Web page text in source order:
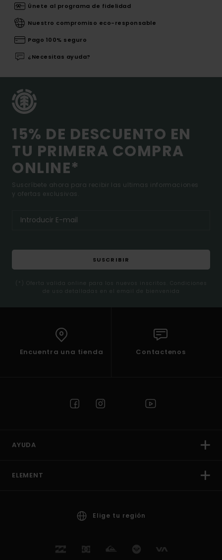
Únete al programa de fidelidad
Nuestro compromiso eco-responsable
Pago 100% seguro
¿Necesitas ayuda?
15% DE DESCUENTO EN
TU PRIMERA COMPRA
ONLINE*
Suscríbete ahora para recibir las ultimas informaciones
y ofertas exclusivas.
SUSCRIBIR
(*) Oferta valida online para los nuevos inscritos. Condiciones
de uso detalladas en el email de bienvenida
Encuentra una tienda Contactenos
AYUDA
ELEMENT
Elige tu región